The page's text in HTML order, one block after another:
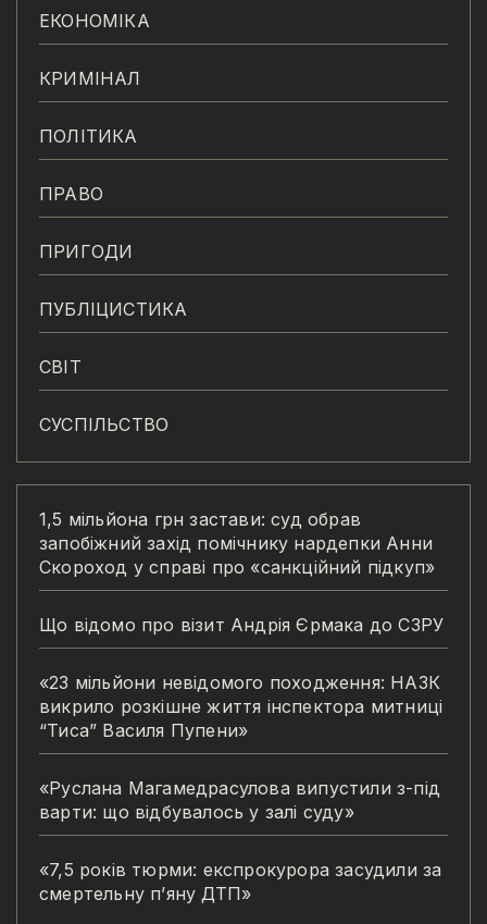
ЕКОНОМІКА
КРИМІНАЛ
ПОЛІТИКА
ПРАВО
ПРИГОДИ
ПУБЛІЦИСТИКА
СВІТ
СУСПІЛЬСТВО
1,5 мільйона грн застави: суд обрав
запобіжний захід помічнику нардепки Анни
Скороход у справі про «санкційний підкуп»
Що відомо про візит Андрія Єрмака до СЗРУ
«23 мільйони невідомого походження: НАЗК
викрило розкішне життя інспектора митниці
“Тиса” Василя Пупени»
«Руслана Магамедрасулова випустили з-під
варти: що відбувалось у залі суду»
«7,5 років тюрми: експрокурора засудили за
смертельну п’яну ДТП»